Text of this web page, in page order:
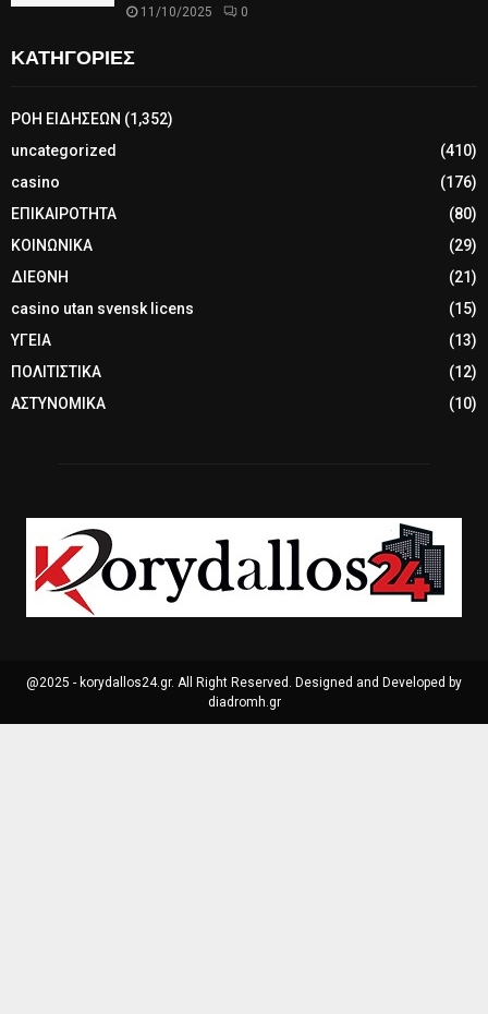
11/10/2025 0
ΚΑΤΗΓΟΡΙΕΣ
ΡΟΗ ΕΙΔΗΣΕΩΝ (1,352)
uncategorized
(410)
casino
(176)
ΕΠΙΚΑΙΡΟΤΗΤΑ
(80)
ΚΟΙΝΩΝΙΚΑ
(29)
ΔΙΕΘΝΗ
(21)
casino utan svensk licens
(15)
ΥΓΕΙΑ
(13)
ΠΟΛΙΤΙΣΤΙΚΑ
(12)
ΑΣΤΥΝΟΜΙΚΑ
(10)
@2025 - korydallos24.gr. All Right Reserved. Designed and Developed by
diadromh.gr